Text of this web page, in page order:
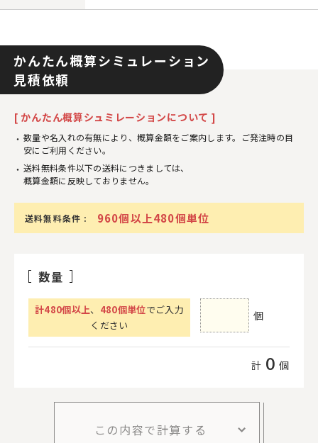
かんたん概算シミュレーション
見積依頼
[ かんたん概算シュミレーションについて ]
数量や名入れの有無により、概算金額をご案内します。ご発注時の目
安にご利用ください。
送料無料条件以下の送料につきましては、
概算金額に反映しておりません。
送料無料条件 : 960個以上480個単位
数量
計480個以上、 480個単位でご入力
ください
個
計 0 個
この内容で計算する